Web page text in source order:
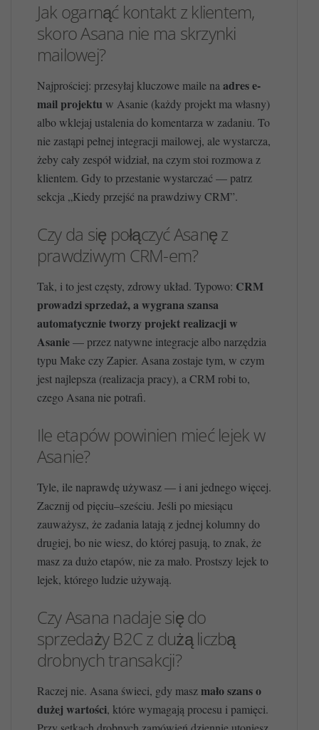
Jak ogarnąć kontakt z klientem,
skoro Asana nie ma skrzynki
mailowej?
Najprościej: przesyłaj kluczowe maile na adres e-
mail projektu w Asanie (każdy projekt ma własny)
albo wklejaj ustalenia do komentarza w zadaniu. To
nie zastąpi pełnej integracji mailowej, ale wystarcza,
żeby cały zespół widział, na czym stoi rozmowa z
klientem. Gdy to przestanie wystarczać — patrz
sekcja „Kiedy przejść na prawdziwy CRM”.
Czy da się połączyć Asanę z
prawdziwym CRM-em?
Tak, i to jest częsty, zdrowy układ. Typowo: CRM
prowadzi sprzedaż, a wygrana szansa
automatycznie tworzy projekt realizacji w
Asanie— przez natywne integracje albo narzędzia
typu Make czy Zapier. Asana zostaje tym, w czym
jest najlepsza (realizacja pracy), a CRM robi to,
czego Asana nie potrafi.
Ile etapów powinien mieć lejek w
Asanie?
Tyle, ile naprawdę używasz — i ani jednego więcej.
Zacznij od pięciu–sześciu. Jeśli po miesiącu
zauważysz, że zadania latają z jednej kolumny do
drugiej, bo nie wiesz, do której pasują, to znak, że
masz za dużo etapów, nie za mało. Prostszy lejek to
lejek, którego ludzie używają.
Czy Asana nadaje się do
sprzedaży B2C z dużą liczbą
drobnych transakcji?
Raczej nie. Asana świeci, gdy maszmało szans o
dużej wartości, które wymagają procesu i pamięci.